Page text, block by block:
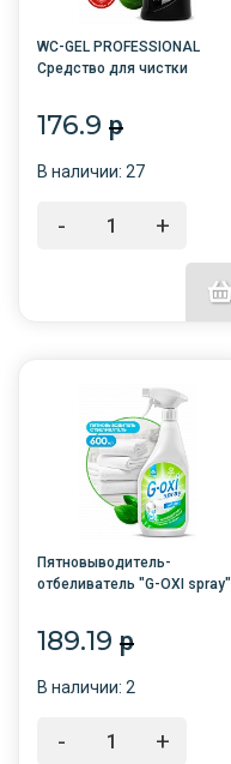
WC-GEL PROFESSIONAL
Средство для чистки
/12/GRASS/
176.9 p
В наличии: 27
- +
Пятновыводитель-
отбеливатель "G-OXI spray"
/12/GRASS/
189.19 p
В наличии: 2
- +